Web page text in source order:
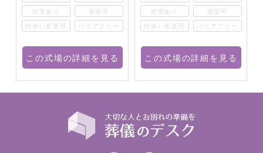
控室あり
宿泊可
付添い安置可
バリアフリー
この式場の詳細を見る
控室あり
宿泊可
付添い安置可
バリアフリー
この式場の詳細を見る